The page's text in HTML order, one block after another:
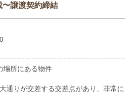
譲渡契約締結
場所にある物件
通りが交差する交差点があり、非常に